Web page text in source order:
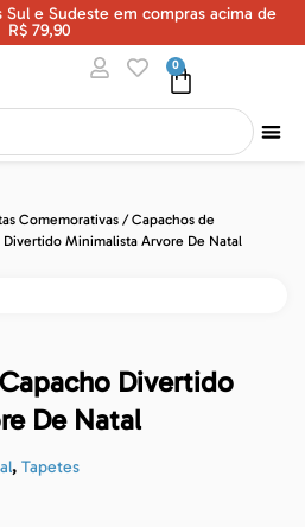
Sul e Sudeste em compras acima de
R$ 79,90
0
Comemorativas /Capachos de
Minimalista Arvore De Natal
Divertido
De Natal
, Tapetes